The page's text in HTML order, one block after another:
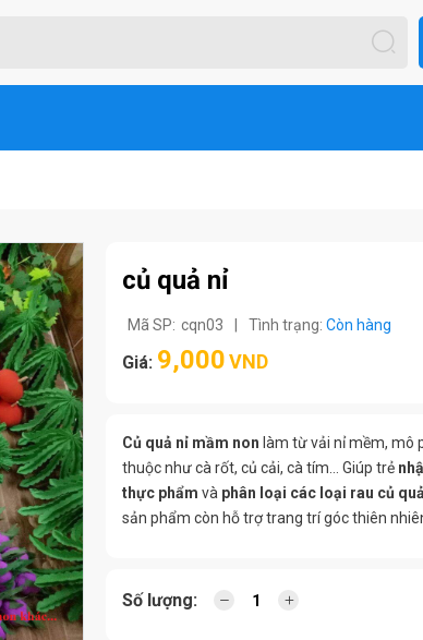
củ quả nỉ
Mã SP: cqn03 Tình trạng: Còn hàng
Giá: 9,000VND
Củ quả nỉ mầm non làm từ vải nỉ mềm, mô
thuộc như cà rốt, củ cải, cà tím… Giúp trẻ
thực phẩm và phân loại các loại rau củ
sản phẩm còn hỗ trợ trang trí góc thiên
Số lượng: